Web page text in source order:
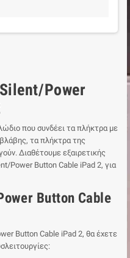
Power
που συνδέει τα πλήκτρα με
τα πλήκτρα της
Διαθέτουμε εξαιρετικής
Power Button Cable iPad 2, για
Button Cable
Button Cable iPad 2, θα έχετε